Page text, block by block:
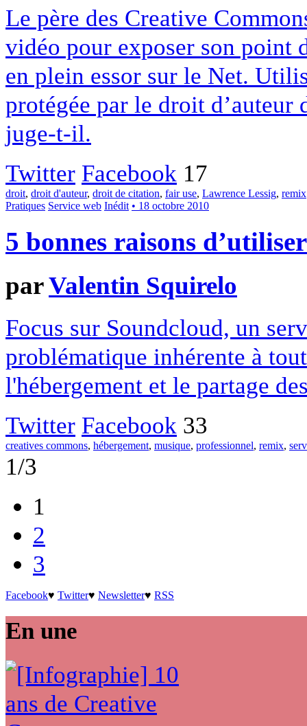
Le père des Creative
vidéo pour exposer son point
en plein essor sur le Net.
protégée par le droit
juge-t-il.
Twitter Facebook 17
droit, droit d'auteur, droit de citation, fair use, Lawrence Lessig, remix
Pratiques Service web Inédit • 18 octobre 2010
5 bonnes raisons
parValentin Squirelo
Focus sur Soundcloud, un
problématique inhérente à
l'hébergement et le partage
Twitter Facebook 33
creatives commons, hébergement, musique, professionnel, remix,
1/3
1
2
3
Facebook♥ Twitter♥ Newsletter♥ RSS
En une